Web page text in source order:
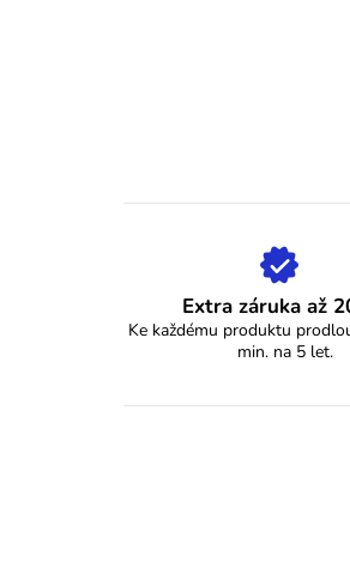
Extra záruka až
Ke každému produktu
min. na 5 let.